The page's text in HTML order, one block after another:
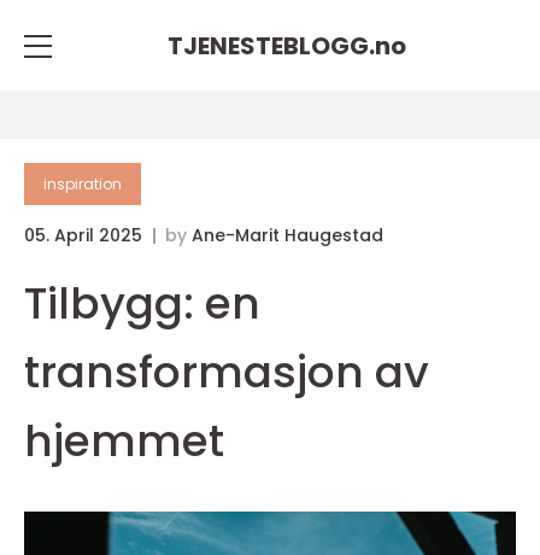
TJENESTEBLOGG.no
inspiration
05. April 2025 by Ane-Marit Haugestad
Tilbygg: en
transformasjon av
hjemmet